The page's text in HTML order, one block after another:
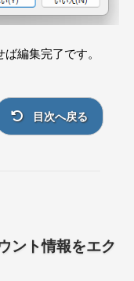
ば編集完了です。
目次へ戻る
ント情報をエク